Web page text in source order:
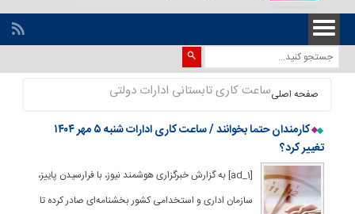
صفحه اصلیساعت کاری تابستانی ادارات دولتی
کارمندان حتما بخوانند / ساعت کاری ادارات شنبه ۵ مهر ۱۴۰۴
تغییر کرد؟
[ad_1] به گزارش خبرگزاری هوشمند نیوز، با فرارسیدن پاییز،
سازمان اداری و استخدامی کشور بخشنامه‌ای صادر کرده تا